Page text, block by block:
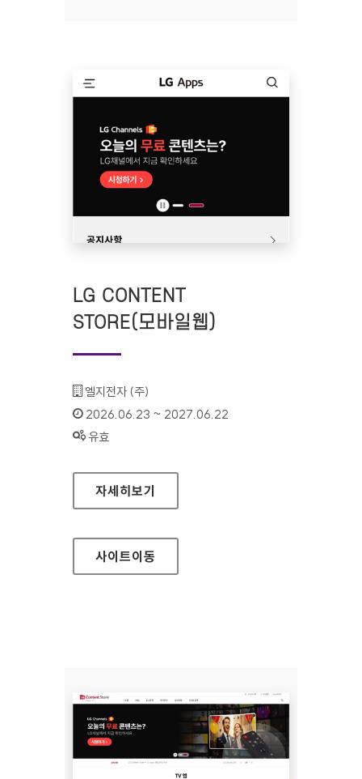
LG CONTENT
STORE(모바일웹)
기관명 :
엘지전자 (주)
인증기간 :
2026.06.23 ~ 2027.06.22
상태 :
유효
LG CONTENT STORE(모바일웹)
자세히보기
사이트이동